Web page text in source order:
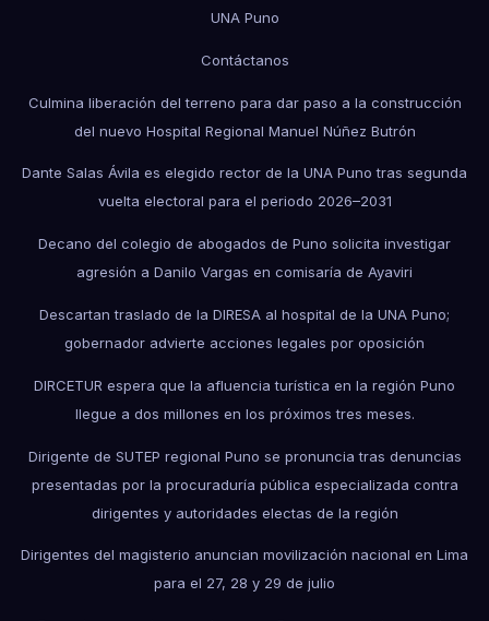
UNA Puno
Contáctanos
Culmina liberación del terreno para dar paso a la construcción
del nuevo Hospital Regional Manuel Núñez Butrón
Dante Salas Ávila es elegido rector de la UNA Puno tras segunda
vuelta electoral para el periodo 2026–2031
Decano del colegio de abogados de Puno solicita investigar
agresión a Danilo Vargas en comisaría de Ayaviri
Descartan traslado de la DIRESA al hospital de la UNA Puno;
gobernador advierte acciones legales por oposición
DIRCETUR espera que la afluencia turística en la región Puno
llegue a dos millones en los próximos tres meses.
Dirigente de SUTEP regional Puno se pronuncia tras denuncias
presentadas por la procuraduría pública especializada contra
dirigentes y autoridades electas de la región
Dirigentes del magisterio anuncian movilización nacional en Lima
para el 27, 28 y 29 de julio